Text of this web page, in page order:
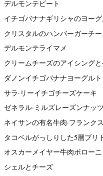
デルモンテビート
イチゴバナナギリシャのヨーグ
クリスタルのハンバーガーチ
デルモンテライマメ
クリームチーズのアイシング
ダノンイチゴバナナヨーグルト
サラ·リーイチゴチーズケーキ
ゼネラル·ミルズレーズンナッ
ネイサンの有名牛肉·フランクス
タコベルがっしりした5層ブリ
オスカーメイヤー牛肉ボローニ
シェルとチーズ